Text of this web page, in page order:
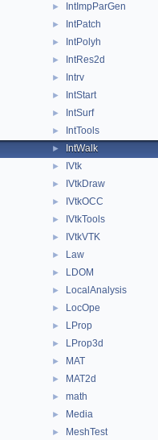
► IntImpParGen
► IntPatch
► IntPolyh
► IntRes2d
► Intrv
► IntStart
► IntSurf
► IntTools
► IntWalk
► IVtk
► IVtkDraw
► IVtkOCC
► IVtkTools
► IVtkVTK
► Law
► LDOM
► LocalAnalysis
► LocOpe
► LProp
► LProp3d
► MAT
► MAT2d
► math
► Media
► MeshTest